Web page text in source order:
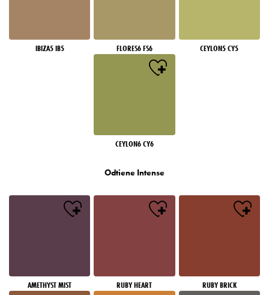
IBIZA5 IB5 FLORES6 FS6 CEYLON5 CY5
CEYLON6 CY6
Odtiene Intense
AMETHYST MIST RUBY HEART RUBY BRICK